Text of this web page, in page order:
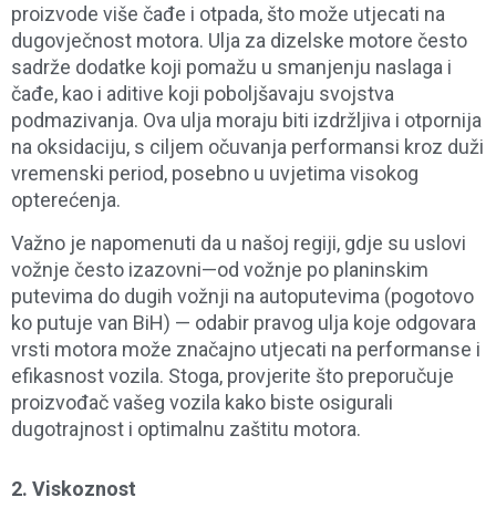
proizvode više čađe i otpada, što može utjecati na
dugovječnost motora. Ulja za dizelske motore često
sadrže dodatke koji pomažu u smanjenju naslaga i
čađe, kao i aditive koji poboljšavaju svojstva
podmazivanja. Ova ulja moraju biti izdržljiva i otpornija
na oksidaciju, s ciljem očuvanja performansi kroz duži
vremenski period, posebno u uvjetima visokog
opterećenja.
Važno je napomenuti da u našoj regiji, gdje su uslovi
vožnje često izazovni—od vožnje po planinskim
putevima do dugih vožnji na autoputevima (pogotovo
ko putuje van BiH) — odabir pravog ulja koje odgovara
vrsti motora može značajno utjecati na performanse i
efikasnost vozila. Stoga, provjerite što preporučuje
proizvođač vašeg vozila kako biste osigurali
dugotrajnost i optimalnu zaštitu motora.
2. Viskoznost